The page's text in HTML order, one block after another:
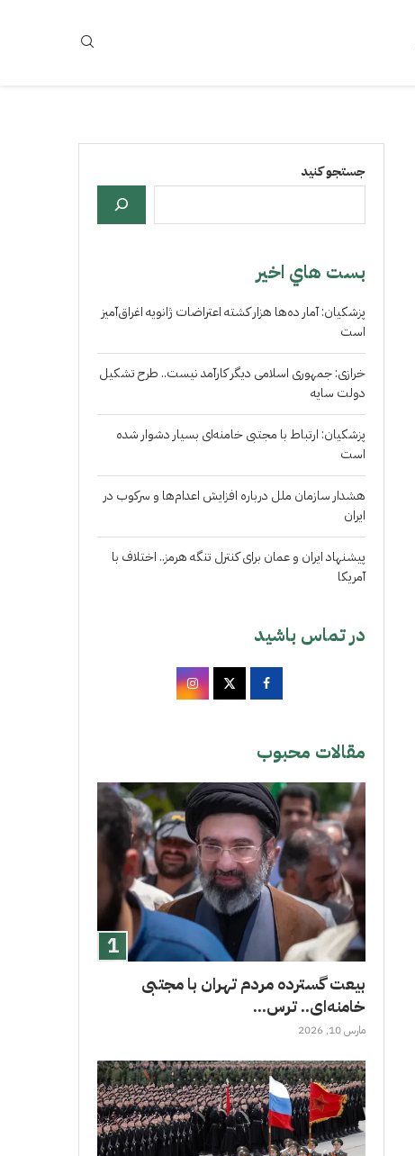
جستجو کنید
بست هاي اخير
پزشکیان: آمار ده‌ها هزار کشته اعتراضات ژانویه اغراق‌آمیز
است
خرازی: جمهوری اسلامی دیگر کارآمد نیست.. طرح تشکیل
دولت سایه
پزشکیان: ارتباط با مجتبی خامنه‌ای بسیار دشوار شده
است
هشدار سازمان ملل درباره افزایش اعدام‌ها و سرکوب در
ایران
پیشنهاد ایران و عمان برای کنترل تنگه هرمز.. اختلاف با
آمریکا
در تماس باشید
مقالات محبوب
بیعت گسترده مردم تهران با مجتبی
خامنه‌ای.. ترس...
مارس 10, 2026